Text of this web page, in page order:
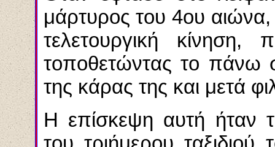
μάρτυρος του 4ου
τελετουργική κίνηση,
τοποθετώντας το πάνω
της κάρας της και μετά
Η επίσκεψη αυτή ήταν